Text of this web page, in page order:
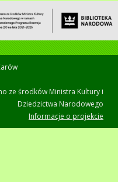
ze środków Ministra Kultury i
Dziedzictwa Narodowego
Informacje o projekcie